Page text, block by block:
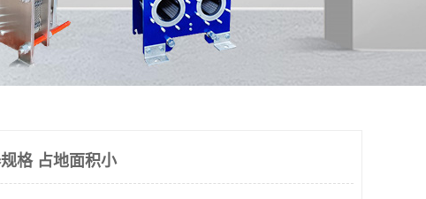
格 占地面积小